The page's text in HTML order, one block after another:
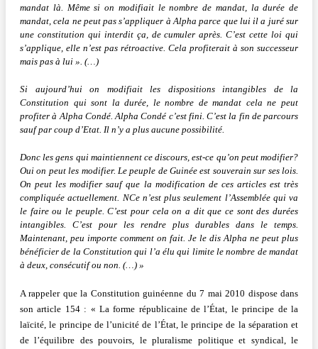
mandat là. Même si on modifiait le nombre de mandat, la durée de
mandat, cela ne peut pas s’appliquer à Alpha parce que lui il a juré sur
une constitution qui interdit ça, de cumuler après. C’est cette loi qui
s’applique, elle n’est pas rétroactive. Cela profiterait à son successeur
mais pas à lui ». (…)
Si aujourd’hui on modifiait les dispositions intangibles de la
Constitution qui sont la durée, le nombre de mandat cela ne peut
profiter à Alpha Condé. Alpha Condé c’est fini. C’est la fin de parcours
sauf par coup d’Etat. Il n’y a plus aucune possibilité.
Donc les gens qui maintiennent ce discours, est-ce qu’on peut modifier?
Oui on peut les modifier. Le peuple de Guinée est souverain sur ses lois.
On peut les modifier sauf que la modification de ces articles est très
compliquée actuellement. NCe n’est plus seulement l’Assemblée qui va
le faire ou le peuple. C’est pour cela on a dit que ce sont des durées
intangibles. C’est pour les rendre plus durables dans le temps.
Maintenant, peu importe comment on fait. Je le dis Alpha ne peut plus
bénéficier de la Constitution qui l’a élu qui limite le nombre de mandat
à deux, consécutif ou non. (…) »
A rappeler que la Constitution guinéenne du 7 mai 2010 dispose dans
son article 154 : « La forme républicaine de l’État, le principe de la
laïcité, le principe de l’unicité de l’État, le principe de la séparation et
de l’équilibre des pouvoirs, le pluralisme politique et syndical, le